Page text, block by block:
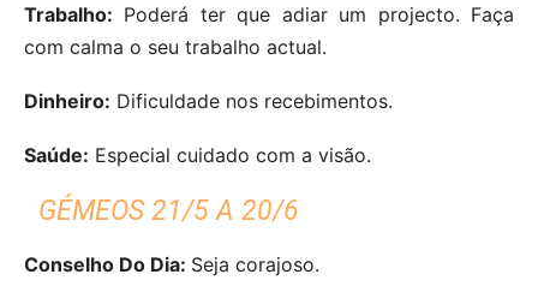
Trabalho: Poderá ter que adiar um projecto. Faça
com calma o seu trabalho actual.
Dinheiro: Dificuldade nos recebimentos.
Saúde: Especial cuidado com a visão.
GÉMEOS 21/5 A 20/6
Conselho Do Dia: Seja corajoso.